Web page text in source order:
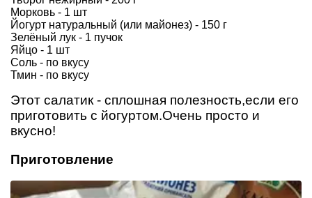
Морковь - 1 шт
Йогурт натуральный (или майонез) - 150 г
Зелёный лук - 1 пучок
Яйцо - 1 шт
Соль - по вкусу
Тмин - по вкусу
Этот салатик - сплошная полезность,если его
приготовить с йогуртом.Очень просто и
вкусно!
Приготовление